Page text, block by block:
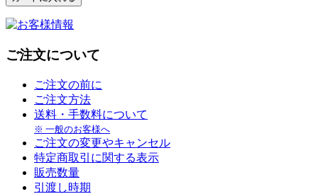
ご注文について
ご注文の前に
ご注文方法
送料・手数料について
※ 一般のお客様へ
ご注文の変更やキャンセル
特定商取引に関する表示
販売数量
引渡し時期